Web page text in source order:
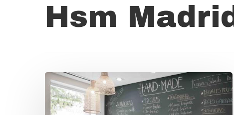
Hit enter to search or ESC to close
Hsm Madrid